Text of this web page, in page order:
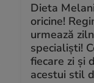
Dieta
oricine!
urmează
specialiști!
fiecare zi și
acestui stil